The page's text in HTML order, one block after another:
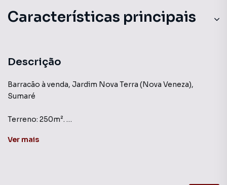
Características principais
Descrição
Barracão à venda, Jardim Nova Terra (Nova Veneza),
Sumaré
Terreno: 250m².
Ver mais